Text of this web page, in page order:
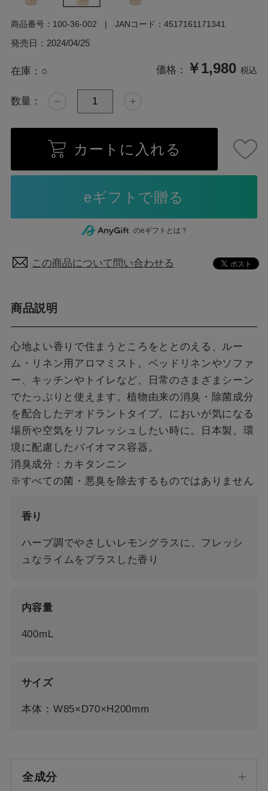
発売日： 2024/04/25
商品番号： 100-36-002 JANコード： 4517161171341
在庫： ○ 価格： ￥1,980 税込
数量：
カートに入れる
のeギフトとは？
この商品について問い合わせる
商品説明
心地よい香りで住まうところをととのえる、ルー
ム・リネン用アロマミスト。ベッドリネンやソファ
ー、キッチンやトイレなど、日常のさまざまシーン
でたっぷりと使えます。植物由来の消臭・除菌成分
を配合したデオドラントタイプ。においが気になる
場所や空気をリフレッシュしたい時に。日本製。環
境に配慮したバイオマス容器。
消臭成分：カキタンニン
※すべての菌・悪臭を除去するものではありません
香り
ハーブ調でやさしいレモングラスに、フレッシ
ュなライムをプラスした香り
内容量
400mL
サイズ
本体：W85×D70×H200mm
全成分